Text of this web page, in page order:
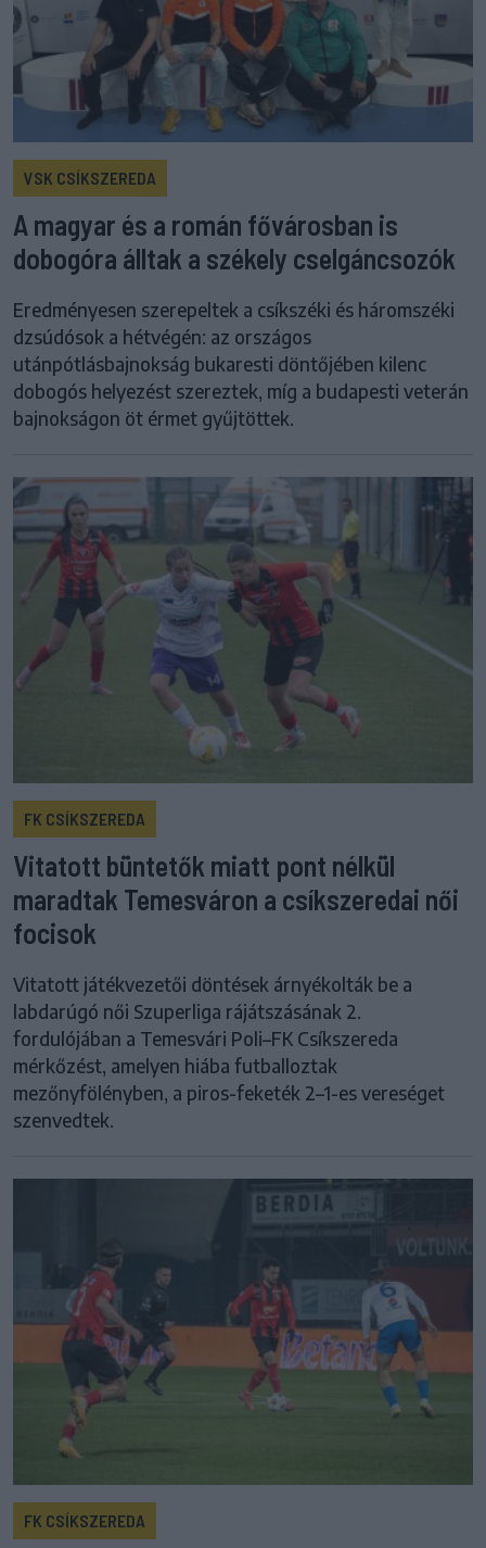
VSK CSÍKSZEREDA
A magyar és a román fővárosban is
dobogóra álltak a székely cselgáncsozók
Eredményesen szerepeltek a csíkszéki és háromszéki
dzsúdósok a hétvégén: az országos
utánpótlásbajnokság bukaresti döntőjében kilenc
dobogós helyezést szereztek, míg a budapesti veterán
bajnokságon öt érmet gyűjtöttek.
FK CSÍKSZEREDA
Vitatott büntetők miatt pont nélkül
maradtak Temesváron a csíkszeredai női
focisok
Vitatott játékvezetői döntések árnyékolták be a
labdarúgó női Szuperliga rájátszásának 2.
fordulójában a Temesvári Poli–FK Csíkszereda
mérkőzést, amelyen hiába futballoztak
mezőnyfölényben, a piros-feketék 2–1-es vereséget
szenvedtek.
FK CSÍKSZEREDA